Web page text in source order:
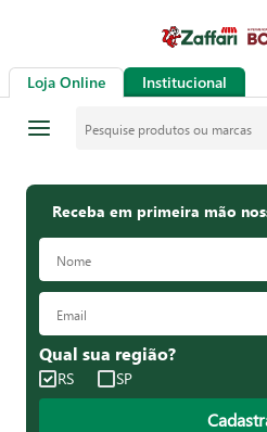
Loja Online Institucional
Receba em primeira mão
Qual sua região?
RS SP